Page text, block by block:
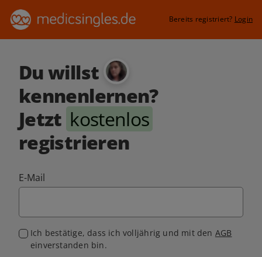
Bereits registriert? Login
Du willst
kennenlernen?
Jetzt kostenlos
registrieren
E-Mail
Ich bestätige, dass ich volljährig und mit den AGB
einverstanden bin.